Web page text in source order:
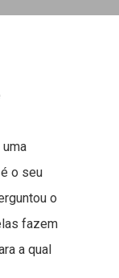
o seu
o
fazem
a qual